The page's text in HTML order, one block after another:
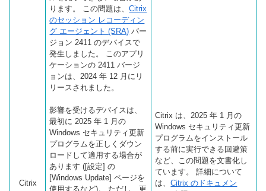
Citrix
ります。 この問題は、Citrix
のセッション レコーディン
グ エージェント (SRA) バー
ジョン 2411 のデバイスで
発生しました。 このアプリ
ケーションの 2411 バージ
ョンは、2024 年 12 月にリ
リースされました。
影響を受けるデバイスは、
最初に 2025 年 1 月の
Windows セキュリティ更新
プログラムを正しくダウン
ロードして適用する場合が
あります ([設定] の
[Windows Update] ページを
使用するなど)。 ただし、更
Citrix は、2025 年 1 月の
Windows セキュリティ更新
プログラムをインストール
する前に実行できる回避策
など、この問題を文書化し
ています。 詳細について
は、Citrix のドキュメン